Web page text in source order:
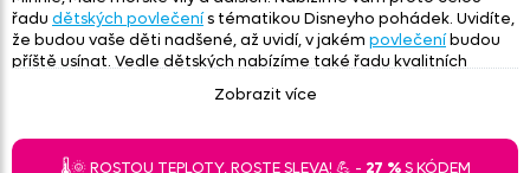
řadu dětských povlečenís tématikou Disneyho pohádek. Uvidíte,
že budou vaše děti nadšené, až uvidí, v jakém povlečeníbudou
příště usínat. Vedle dětských nabízíme také řadu kvalitních
Dětské povlečení Disney
Zobrazit více
🌡️🌞 ROSTOU TEPLOTY, ROSTE SLEVA! 💪 - 27 %S KÓDEM